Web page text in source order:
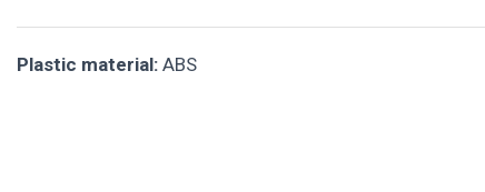
Plastic material: ABS